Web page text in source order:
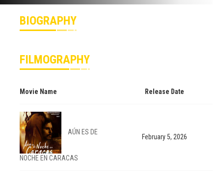
BIOGRAPHY
FILMOGRAPHY
Movie Name Release Date
AÚN ES DE
NOCHE EN CARACAS
February 5, 2026